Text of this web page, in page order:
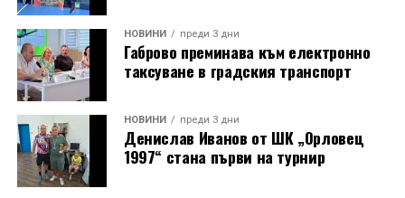
НОВИНИ преди 3 дни
Габрово преминава към електронно
таксуване в градския транспорт
НОВИНИ преди 3 дни
Денислав Иванов от ШК „Орловец
1997“ стана първи на турнир